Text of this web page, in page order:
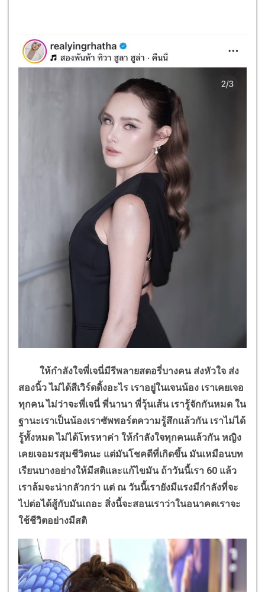
ให้กำลังใจพี่เจนี่มีรีพลายสตอรี่บางคน ส่งหัวใจ ส่ง
สองนิ้ว ไม่ได้สีเวิร์ดดิ้งอะไร เราอยู่ในเจนน้อง เราเคยเจอ
ทุกคน ไม่ว่าจะพี่เจนี่ พี่นานา พี่วุ้นเส้น เรารู้จักกันหมด ใน
ฐานะเราเป็นน้องเราซัพพอร์ตความรู้สึกแล้วกัน เราไม่ได้
รู้ทั้งหมด ไม่ได้โทรหาค่า ให้กำลังใจทุกคนแล้วกัน หญิง
เคยเจอมรสุมชีวิตนะ แต่มันโชคดีที่เกิดขึ้น มันเหมือนบท
เรียนบางอย่างให้มีสติและแก้ไขมัน ถ้าวันนี้เรา 60 แล้ว
เราล้มจะน่ากลัวกว่า แต่ ณ วันนี้เรายังมีแรงมีกำลังที่จะ
ไปต่อได้สู้กับมันเถอะ สิ่งนี้จะสอนเราว่าในอนาคตเราจะ
ใช้ชีวิตอย่างมีสติ